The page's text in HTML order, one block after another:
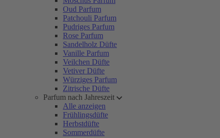
Oud Parfum
Patchouli Parfum
Pudriges Parfum
Rose Parfum
Sandelholz Düfte
Vanille Parfum
Veilchen Düfte
Vetiver Düfte
Würziges Parfum
Zitrische Düfte
Parfum nach Jahreszeit
Alle anzeigen
Frühlingsdüfte
Herbstdüfte
Sommerdüfte